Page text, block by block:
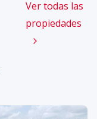
Ver todas las
propiedades